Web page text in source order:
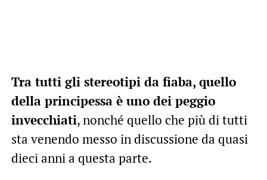
Tra tutti gli stereotipi da fiaba, quello
della principessa è uno dei peggio
invecchiati, nonché quello che più di tutti
sta venendo messo in discussione da quasi
dieci anni a questa parte.